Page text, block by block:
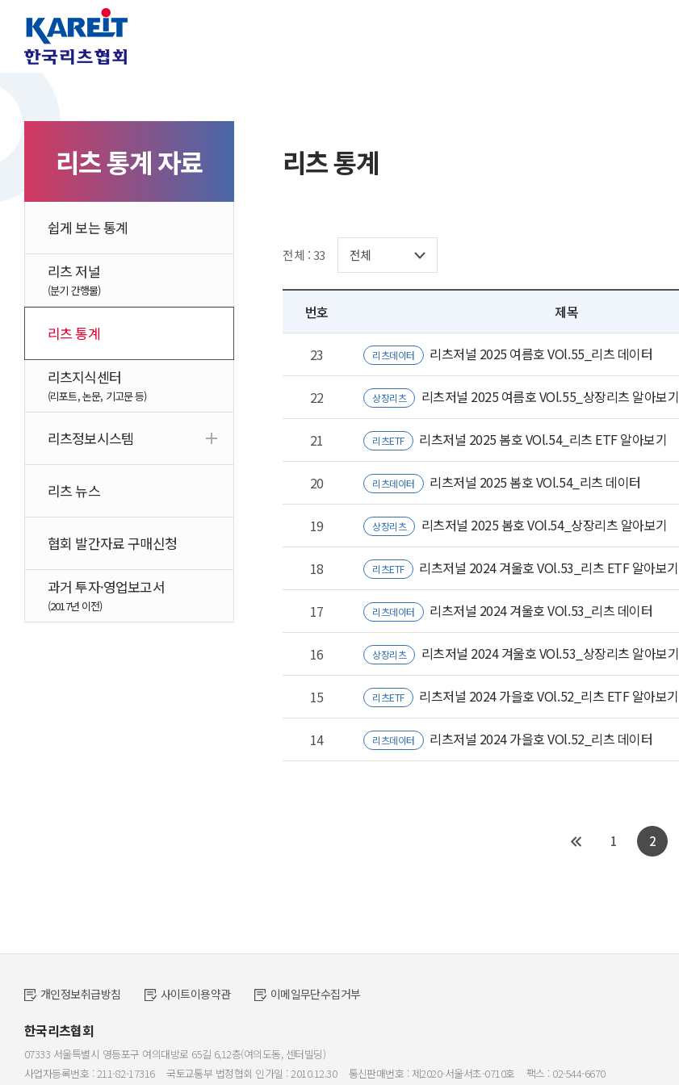
리츠 통계 자료
쉽게 보는 통계
리츠 저널
(분기 간행물)
리츠 통계
리츠지식센터
(리포트, 논문, 기고문 등)
리츠정보시스템
리츠 뉴스
협회 발간자료 구매신청
과거 투자·영업보고서
(2017년 이전)
리츠 통계
전체 : 33
번호 제목
23 리츠데이터 리츠저널 2025 여름호 VOl.55_리츠 데이터
22 상장리츠 리츠저널 2025 여름호 VOl.55_상장리츠 알아보기
21 리츠ETF 리츠저널 2025 봄호 VOl.54_리츠 ETF 알아보기
20 리츠데이터 리츠저널 2025 봄호 VOl.54_리츠 데이터
19 상장리츠 리츠저널 2025 봄호 VOl.54_상장리츠 알아보기
18 리츠ETF 리츠저널 2024 겨울호 VOl.53_리츠 ETF 알아보기
17 리츠데이터 리츠저널 2024 겨울호 VOl.53_리츠 데이터
16 상장리츠 리츠저널 2024 겨울호 VOl.53_상장리츠 알아보기
15 리츠ETF 리츠저널 2024 가을호 VOl.52_리츠 ETF 알아보기
14 리츠데이터 리츠저널 2024 가을호 VOl.52_리츠 데이터
1 2
개인정보취급방침 사이트이용약관 이메일무단수집거부
한국리츠협회
07333 서울특별시 영등포구 여의대방로 65길 6,12층(여의도동, 센터빌딩)
사업자등록번호 : 211-82-17316
국토교통부 법정협회 인가일 : 2010.12.30 통신판매번호 : 제2020-서울서초-0710호 팩스 : 02-544-6670